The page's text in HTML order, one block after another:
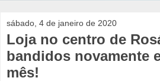
sábado, 4 de janeiro de 2020
Loja no centro de
bandidos novamente
mês!